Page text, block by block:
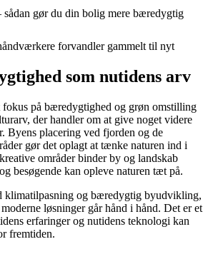
gør du din bolig mere bæredygtig
forvandler gammelt til nyt
som nutidens arv
fokus på bæredygtighed og grøn omstilling
der handler om at give noget videre
Byens placering ved fjorden og de
gør det oplagt at tænke naturen ind i
områder binder by og landskab
besøgende kan opleve naturen tæt på.
klimatilpasning og bæredygtig byudvikling,
løsninger går hånd i hånd. Det er et
erfaringer og nutidens teknologi kan
fremtiden.